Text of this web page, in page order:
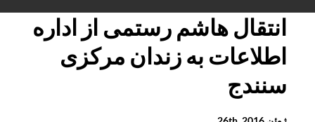
انتقال هاشم رستمی از اداره
اطلاعات به زندان مرکزی
سنندج